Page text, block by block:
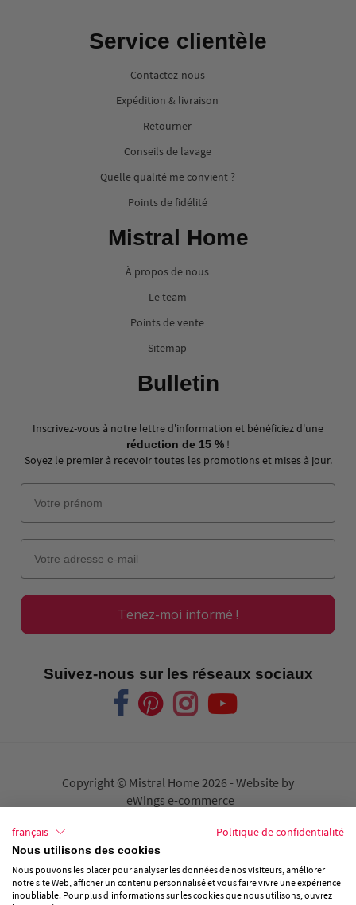
Service clientèle
Contactez-nous
Expédition & livraison
Retourner
Conseils de lavage
Quelle qualité me convient ?
Points de fidélité
Mistral Home
À propos de nous
Le team
Points de vente
Sitemap
Bulletin
Inscrivez-vous à notre lettre d'information et bénéficiez d'une
réduction de 15 % !
Soyez le premier à recevoir toutes les promotions et mises à jour.
Tenez-moi informé !
Suivez-nous sur les réseaux sociaux
Copyright © Mistral Home2026 - Website by
eWings e-commerce
Conditions de Vente
Privacy
français Politique de confidentialité
Nous utilisons des cookies
Nous pouvons les placer pour analyser les données de nos visiteurs, améliorer
notre site Web, afficher un contenu personnalisé et vous faire vivre une expérience
inoubliable. Pour plus d'informations sur les cookies que nous utilisons, ouvrez